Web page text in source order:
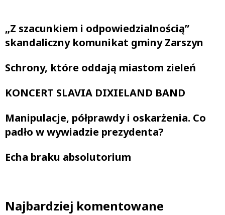
„Z szacunkiem i odpowiedzialnością”
skandaliczny komunikat gminy Zarszyn
Schrony, które oddają miastom zieleń
KONCERT SLAVIA DIXIELAND BAND
Manipulacje, półprawdy i oskarżenia. Co
padło w wywiadzie prezydenta?
Echa braku absolutorium
Najbardziej komentowane